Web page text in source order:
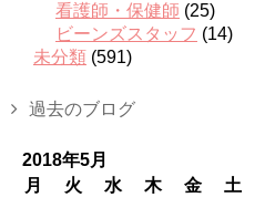
看護師・保健師 (25)
ビーンズスタッフ (14)
未分類 (591)
過去のブログ
2018年5月
月
火 水 木 金 土